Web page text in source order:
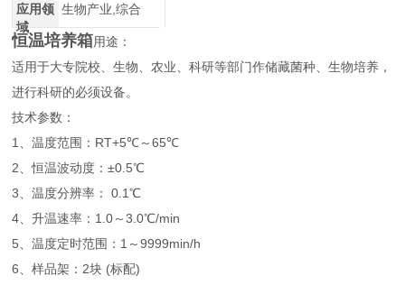
应用领
域
生物产业,综合
恒温培养箱用途：
适用于大专院校、生物、农业、科研等部门作储藏菌种、生物培养，
进行科研的必须设备。
技术参数：
1、温度范围：RT+5℃～65℃
2、恒温波动度：±0.5℃
3、温度分辨率： 0.1℃
4、升温速率：1.0～3.0℃/min
5、温度定时范围：1～9999min/h
6、样品架：2块 (标配)